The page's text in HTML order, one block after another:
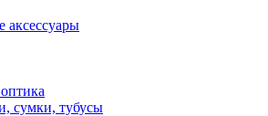
аксессуары
сумки, тубусы